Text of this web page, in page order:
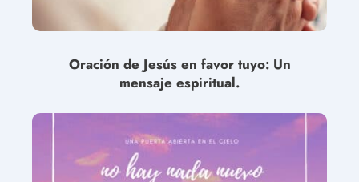
Oración de Jesús en favor tuyo: Un
mensaje espiritual.